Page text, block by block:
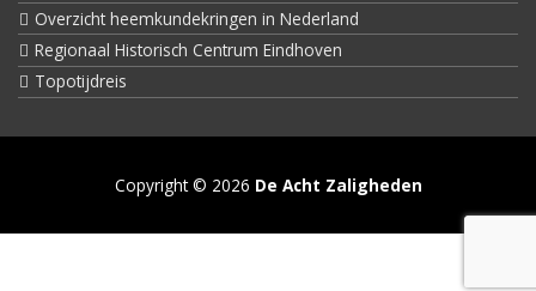
Overzicht heemkundekringen in Nederland
Regionaal Historisch Centrum Eindhoven
Topotijdreis
Copyright © 2026 De Acht Zaligheden